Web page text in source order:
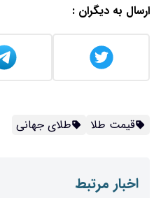
ارسال به دیگران :
قیمت طلا طلای جهانی
اخبار مرتبط